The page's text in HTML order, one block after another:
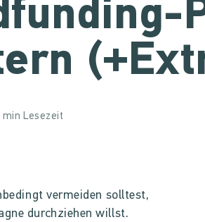
min Lesezeit
vermeiden solltest,
durchziehen willst.